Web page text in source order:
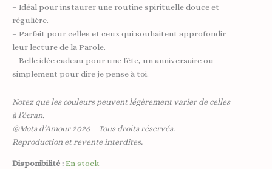
– Idéal pour instaurer une routine spirituelle douce et
régulière.
– Parfait pour celles et ceux qui souhaitent approfondir
leur lecture de la Parole.
– Belle idée cadeau pour une fête, un anniversaire ou
simplement pour dire je pense à toi.
Notez que les couleurs peuvent légèrement varier de celles
à l’écran.
©Mots d’Amour 2026 – Tous droits réservés.
Reproduction et revente interdites.
Disponibilité : En stock